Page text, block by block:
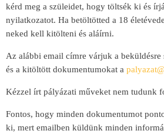
kérd meg a szüleidet, hogy töltsék ki és
nyilatkozatot. Ha betöltötted a 18
neked kell kitölteni és aláírni.
Az alábbi email címre várjuk a beküldésre
és a kitöltött dokumentumokat a
Kézzel írt pályázati műveket nem tudunk
Fontos, hogy minden dokumentumot
ki, mert emailben küldünk minden